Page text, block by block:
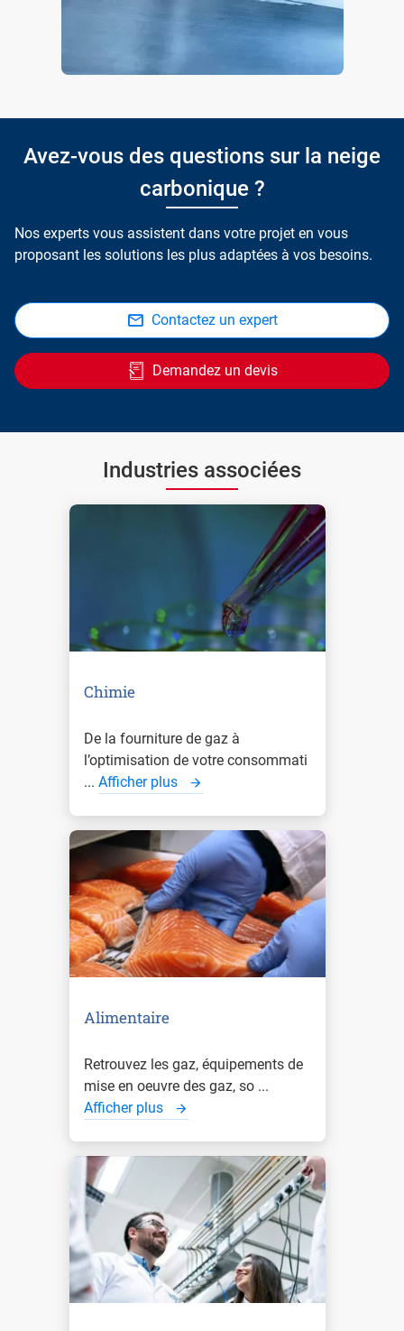
Avez-vous des questions sur la neige
carbonique ?
Nos experts vous assistent dans votre projet en vous
proposant les solutions les plus adaptées à vos besoins.
Contactez un expert
Demandez un devis
Industries associées
Chimie
De la fourniture de gaz à
l’optimisation de votre consommati
... Afficher plus
Alimentaire
Retrouvez les gaz, équipements de
mise en oeuvre des gaz, so ...
Afficher plus